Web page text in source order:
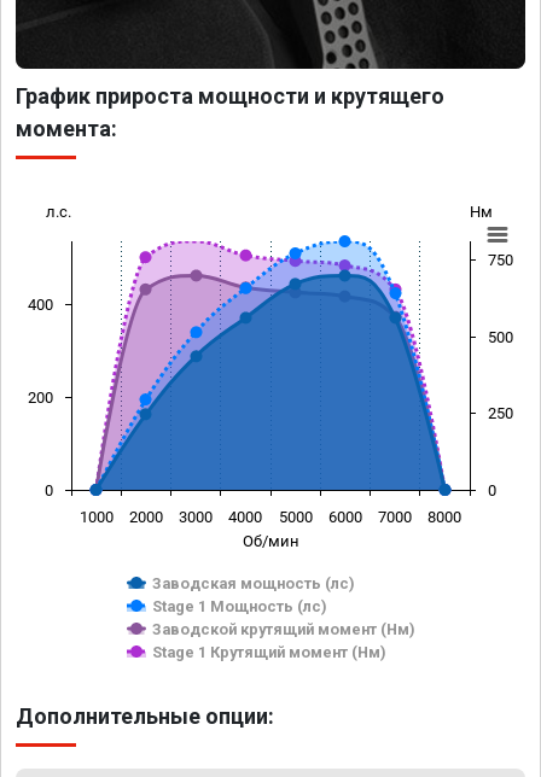
График прироста мощности и крутящего
момента:
Об/мин
л.с. Нм
Заводская мощность (лс)
Stage 1 Мощность (лс)
Заводской крутящий момент (Нм)
Stage 1 Крутящий момент (Нм)
1000 2000 3000 4000 5000 6000 7000 8000
0
200
400
0
250
500
750
Дополнительные опции: